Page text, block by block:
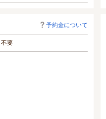
予約金について
不要